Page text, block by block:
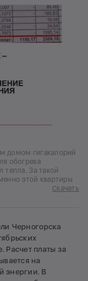
домом гигакалорий
обогрева
тепла. За такой
этой квартиры
Скачать
Черногорска
Расчет платы за
на
энергии. В